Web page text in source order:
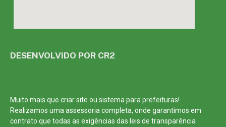
DESENVOLVIDO POR CR2
Muito mais que criar site ou sistema para prefeituras!
Realizamos umaassessoriacompleta, onde garantimos em
contrato que todas as exigências das leis de transparência